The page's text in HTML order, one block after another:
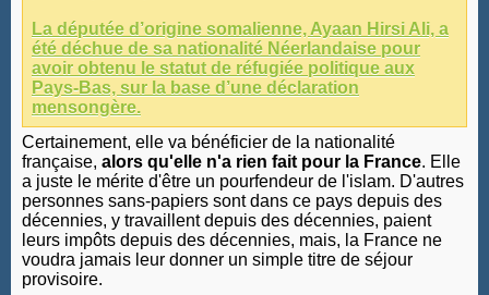
La députée d’origine somalienne, Ayaan Hirsi Ali, a
été déchue de sa nationalité Néerlandaise pour
avoir obtenu le statut de réfugiée politique aux
Pays-Bas, sur la base d’une déclaration
mensongère.
Certainement, elle va bénéficier de la nationalité
française, alors qu'elle n'a rien fait pour la France. Elle
a juste le mérite d'être un pourfendeur de l'islam. D'autres
personnes sans-papiers sont dans ce pays depuis des
décennies, y travaillent depuis des décennies, paient
leurs impôts depuis des décennies, mais, la France ne
voudra jamais leur donner un simple titre de séjour
provisoire.